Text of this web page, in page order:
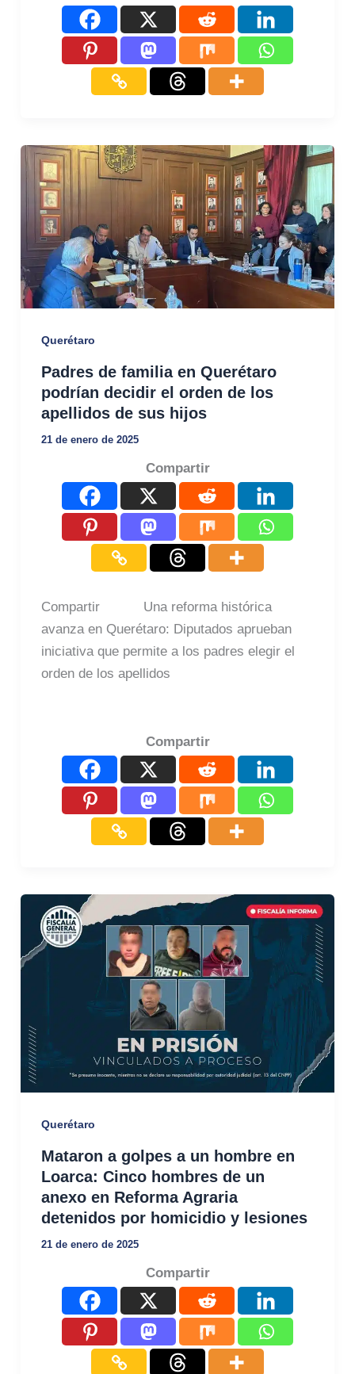
Querétaro
Padres de familia en Querétaro
podrían decidir el orden de los
apellidos de sus hijos
21 de enero de 2025
Compartir
Compartir Una reforma histórica
avanza en Querétaro: Diputados aprueban
iniciativa que permite a los padres elegir el
orden de los apellidos
Compartir
Querétaro
Mataron a golpes a un hombre en
Loarca: Cinco hombres de un
anexo en Reforma Agraria
detenidos por homicidio y lesiones
21 de enero de 2025
Compartir